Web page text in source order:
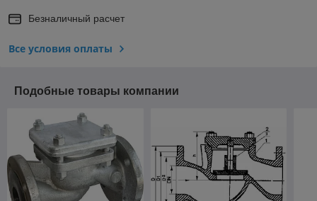
Безналичный расчет
Все условия оплаты
Подобные товары компании